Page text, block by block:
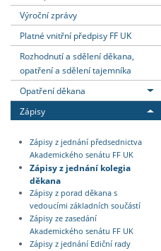
Výroční zprávy
Platné vnitřní předpisy FF UK
Rozhodnutí a sdělení děkana,
opatření a sdělení tajemníka
Opatření děkana
Zápisy
Zápisy z jednání předsednictva
Akademického senátu FF UK
Zápisy z jednání kolegia
děkana
Zápisy z porad děkana s
vedoucími základních součástí
Zápisy ze zasedání
Akademického senátu FF UK
Zápisy z jednání Ediční rady